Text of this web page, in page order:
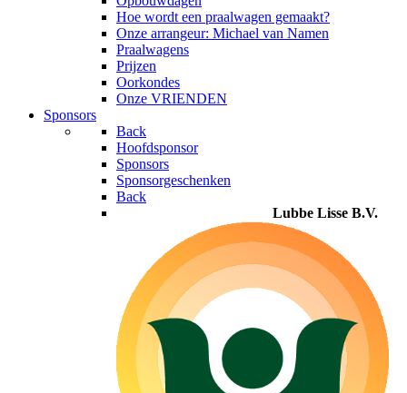
Hoe wordt een praalwagen gemaakt?
Onze arrangeur: Michael van Namen
Praalwagens
Prijzen
Oorkondes
Onze VRIENDEN
Sponsors
Back
Hoofdsponsor
Sponsors
Sponsorgeschenken
Back
Lubbe Lisse B.V.